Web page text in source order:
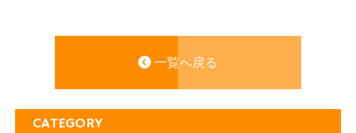
一覧へ戻る
CATEGORY